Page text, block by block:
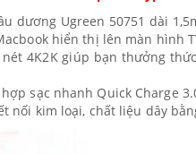
dương Ugreen 50751 dài
hiển thị lên màn hình
4K2K giúp bạn thưởng
hợp sạc nhanh Quick Charge
nối kim loại, chất liệu dây